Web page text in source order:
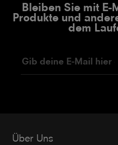
Bleiben Sie mit E-
Produkte und
dem
Über Uns